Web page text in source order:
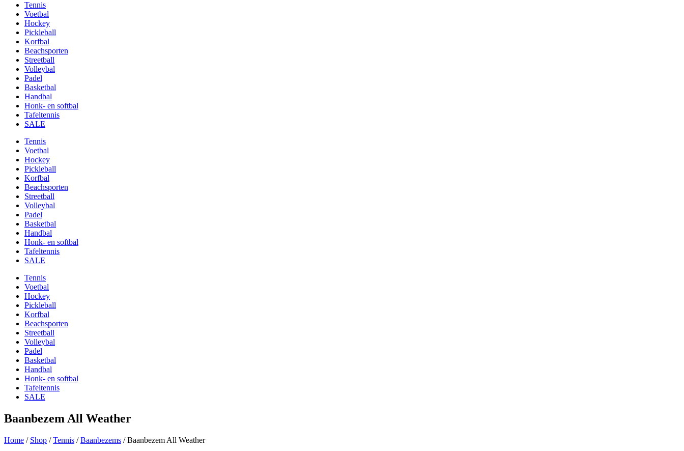
Tennis
Voetbal
Hockey
Pickleball
Korfbal
Beachsporten
Streetball
Volleybal
Padel
Basketbal
Handbal
Honk- en softbal
Tafeltennis
SALE
Tennis
Voetbal
Hockey
Pickleball
Korfbal
Beachsporten
Streetball
Volleybal
Padel
Basketbal
Handbal
Honk- en softbal
Tafeltennis
SALE
Tennis
Voetbal
Hockey
Pickleball
Korfbal
Beachsporten
Streetball
Volleybal
Padel
Basketbal
Handbal
Honk- en softbal
Tafeltennis
SALE
Baanbezem All Weather
Home / Shop /Tennis /Baanbezems / Baanbezem All Weather